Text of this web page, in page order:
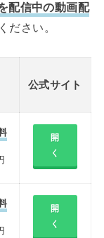
配信中の動画配
ださい。
公式サイト
開
く
開
く